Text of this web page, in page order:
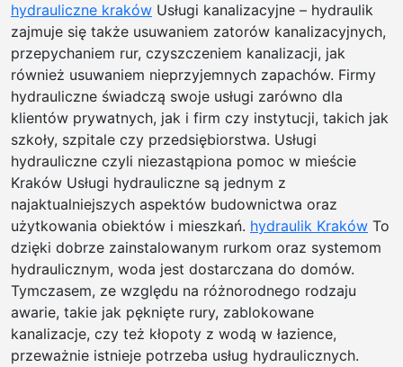
hydrauliczne kraków Usługi kanalizacyjne – hydraulik
zajmuje się także usuwaniem zatorów kanalizacyjnych,
przepychaniem rur, czyszczeniem kanalizacji, jak
również usuwaniem nieprzyjemnych zapachów. Firmy
hydrauliczne świadczą swoje usługi zarówno dla
klientów prywatnych, jak i firm czy instytucji, takich jak
szkoły, szpitale czy przedsiębiorstwa. Usługi
hydrauliczne czyli niezastąpiona pomoc w mieście
Kraków Usługi hydrauliczne są jednym z
najaktualniejszych aspektów budownictwa oraz
użytkowania obiektów i mieszkań. hydraulik Kraków To
dzięki dobrze zainstalowanym rurkom oraz systemom
hydraulicznym, woda jest dostarczana do domów.
Tymczasem, ze względu na różnorodnego rodzaju
awarie, takie jak pęknięte rury, zablokowane
kanalizacje, czy też kłopoty z wodą w łazience,
przeważnie istnieje potrzeba usług hydraulicznych.